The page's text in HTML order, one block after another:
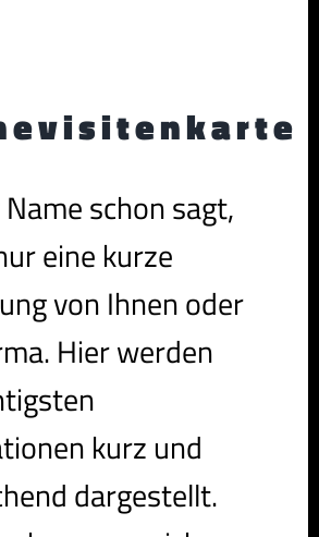
schon sagt,
eine kurze
von Ihnen oder
Hier werden
kurz und
dargestellt.